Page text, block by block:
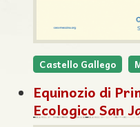
Castello Gallego
Equinozio di
Ecologico San